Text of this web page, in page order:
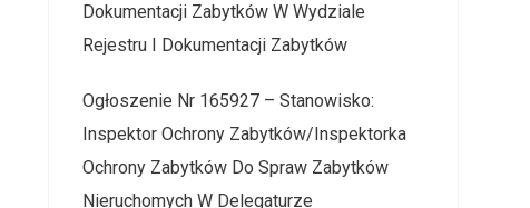
Dokumentacji Zabytków W Wydziale
Rejestru I Dokumentacji Zabytków
Ogłoszenie Nr 165927 – Stanowisko:
Inspektor Ochrony Zabytków/Inspektorka
Ochrony Zabytków Do Spraw Zabytków
Nieruchomych W Delegaturze